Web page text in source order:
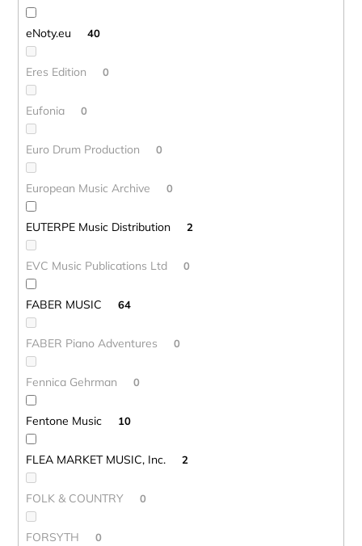
eNoty.eu 40
Eres Edition 0
Eufonia 0
Euro Drum Production 0
European Music Archive 0
EUTERPE Music Distribution 2
EVC Music Publications Ltd 0
FABER MUSIC 64
FABER Piano Adventures 0
Fennica Gehrman 0
Fentone Music 10
FLEA MARKET MUSIC, Inc. 2
FOLK & COUNTRY 0
FORSYTH 0